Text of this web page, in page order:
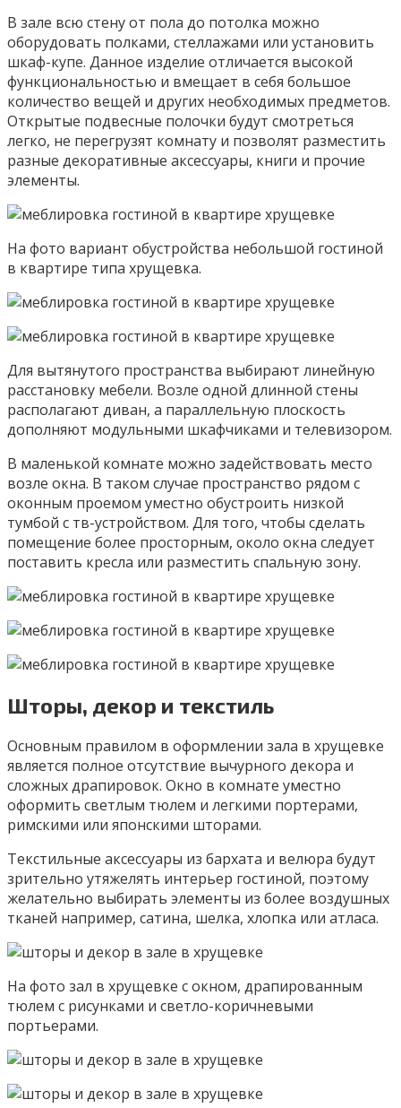
В зале всю стену от пола до потолка можно
оборудовать полками, стеллажами или установить
шкаф-купе. Данное изделие отличается высокой
функциональностью и вмещает в себя большое
количество вещей и других необходимых предметов.
Открытые подвесные полочки будут смотреться
легко, не перегрузят комнату и позволят разместить
разные декоративные аксессуары, книги и прочие
элементы.
На фото вариант обустройства небольшой гостиной
в квартире типа хрущевка.
Для вытянутого пространства выбирают линейную
расстановку мебели. Возле одной длинной стены
располагают диван, а параллельную плоскость
дополняют модульными шкафчиками и телевизором.
В маленькой комнате можно задействовать место
возле окна. В таком случае пространство рядом с
оконным проемом уместно обустроить низкой
тумбой с тв-устройством. Для того, чтобы сделать
помещение более просторным, около окна следует
поставить кресла или разместить спальную зону.
Шторы, декор и текстиль
Основным правилом в оформлении зала в хрущевке
является полное отсутствие вычурного декора и
сложных драпировок. Окно в комнате уместно
оформить светлым тюлем и легкими портерами,
римскими или японскими шторами.
Текстильные аксессуары из бархата и велюра будут
зрительно утяжелять интерьер гостиной, поэтому
желательно выбирать элементы из более воздушных
тканей например, сатина, шелка, хлопка или атласа.
На фото зал в хрущевке с окном, драпированным
тюлем с рисунками и светло-коричневыми
портьерами.